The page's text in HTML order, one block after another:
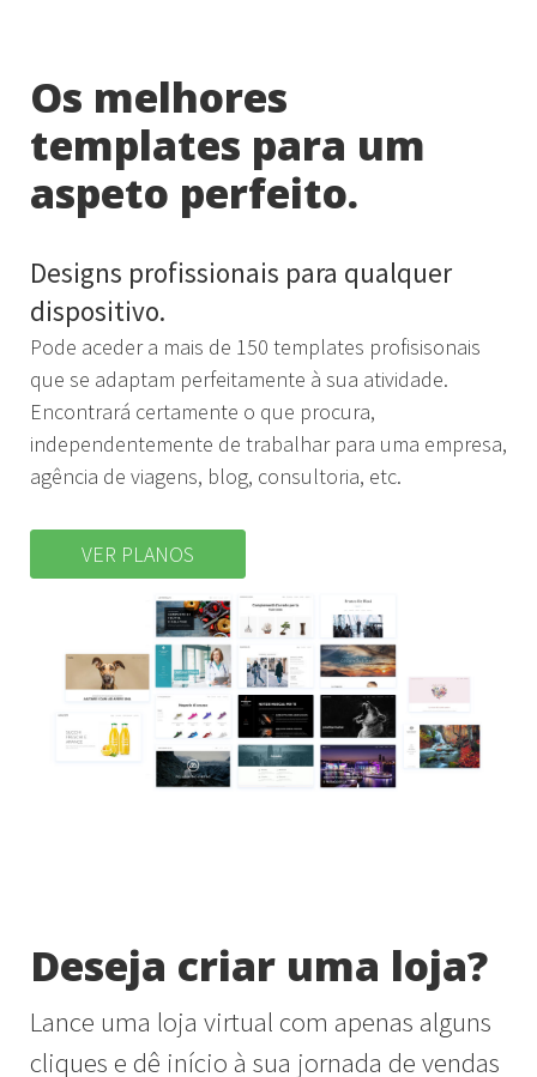
Os melhores
templates para um
aspeto perfeito.
Designs profissionais para qualquer
dispositivo.
Pode aceder a mais de 150 templates profisisonais
que se adaptam perfeitamente à sua atividade.
Encontrará certamente o que procura,
independentemente de trabalhar para uma empresa,
agência de viagens, blog, consultoria, etc.
VER PLANOS
Deseja criar uma loja?
Lance uma loja virtual com apenas alguns
cliques e dê início à sua jornada de vendas